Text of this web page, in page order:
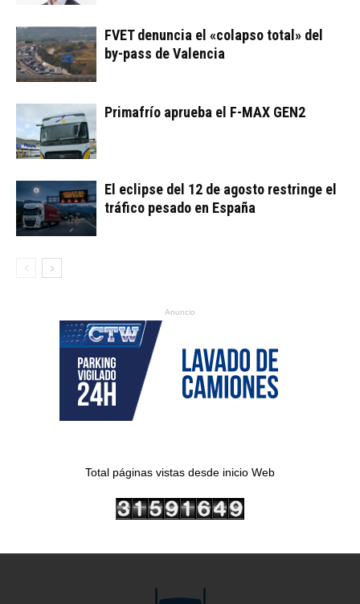
FVET denuncia el «colapso total» del
by-pass de Valencia
Primafrío aprueba el F-MAX GEN2
El eclipse del 12 de agosto restringe el
tráfico pesado en España
Anuncio
Total páginas vistas desde inicio Web